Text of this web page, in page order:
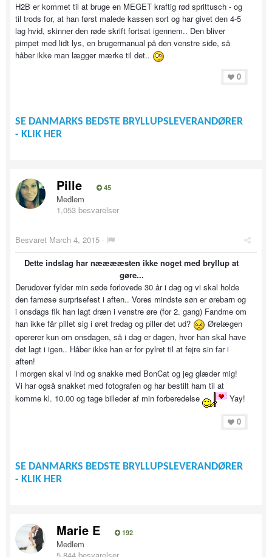
H2B er kommet til at bruge en MEGET kraftig rød sprittusch - og
til trods for, at han først malede kassen sort og har givet den 4-5
lag hvid, skinner den røde skrift fortsat igennem.. Den bliver
pimpet med lidt lys, en brugermanual på den venstre side, så
håber ikke man lægger mærke til det..
0
SE DANMARKS BEDSTE BRYLLUPSLEVERANDØRER
- KLIK HER
Pille 45
Medlem
1,053 besvarelser
Besvaret March 4, 2015 ·
Dette indslag har nææææsten ikke noget med bryllup at
gøre...
Derudover fylder min søde forlovede 30 år i dag og vi skal holde
den famøse surprisefest i aften.. Vores mindste søn er ørebarn og
i onsdags fik han lagt dræn i venstre øre (for 2. gang) Fandme om
han ikke får pillet sig i øret fredag og piller det ud?
Ørelægen
opererer kun om onsdagen, så i dag er dagen, hvor han skal have
det lagt i igen.. Håber ikke han er for pylret til at fejre sin far i
aften!
I morgen skal vi ind og snakke med BonCat og jeg glæder mig!
Vi har også snakket med fotografen og har bestilt ham til at
komme kl. 10.00 og tage billeder af min forberedelse
Yay!
0
SE DANMARKS BEDSTE BRYLLUPSLEVERANDØRER
- KLIK HER
Marie E 192
Medlem